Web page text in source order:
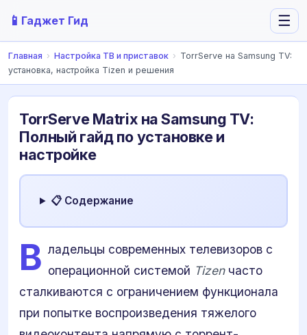
📱 Гаджет Гид ☰
Главная › Настройка ТВ и приставок › TorrServe на Samsung TV:
установка, настройка Tizen и решения
TorrServe Matrix на Samsung TV:
Полный гайд по установке и
настройке
📋 Содержание
В ладельцы современных телевизоров с
операционной системой Tizenчасто
сталкиваются с ограничением функционала
при попытке воспроизведения тяжелого